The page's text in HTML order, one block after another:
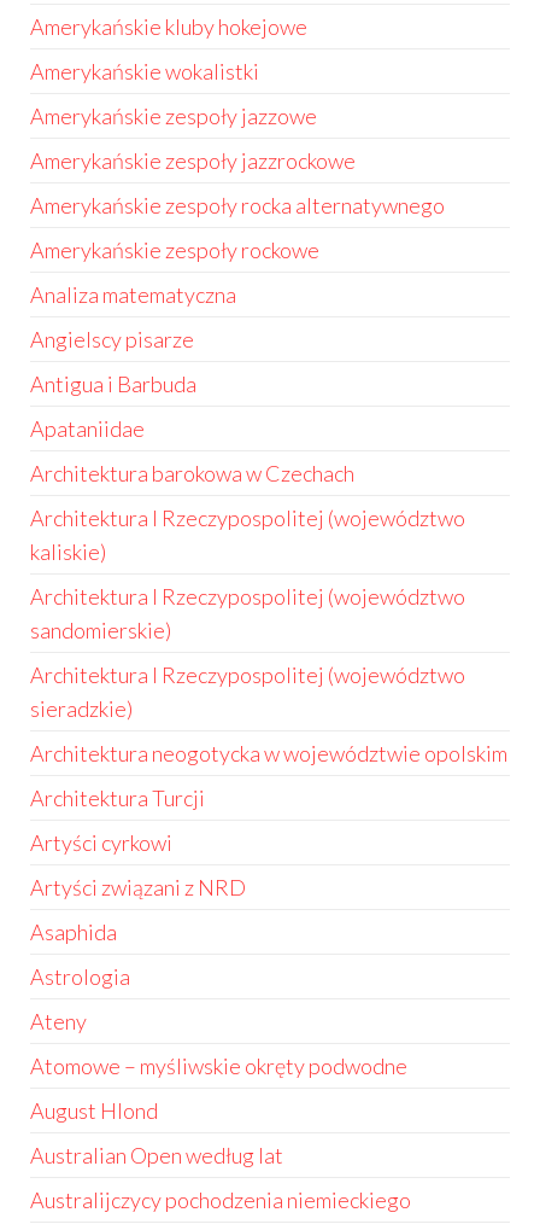
Amerykańskie kluby hokejowe
Amerykańskie wokalistki
Amerykańskie zespoły jazzowe
Amerykańskie zespoły jazzrockowe
Amerykańskie zespoły rocka alternatywnego
Amerykańskie zespoły rockowe
Analiza matematyczna
Angielscy pisarze
Antigua i Barbuda
Apataniidae
Architektura barokowa w Czechach
Architektura I Rzeczypospolitej (województwo
kaliskie)
Architektura I Rzeczypospolitej (województwo
sandomierskie)
Architektura I Rzeczypospolitej (województwo
sieradzkie)
Architektura neogotycka w województwie opolskim
Architektura Turcji
Artyści cyrkowi
Artyści związani z NRD
Asaphida
Astrologia
Ateny
Atomowe – myśliwskie okręty podwodne
August Hlond
Australian Open według lat
Australijczycy pochodzenia niemieckiego